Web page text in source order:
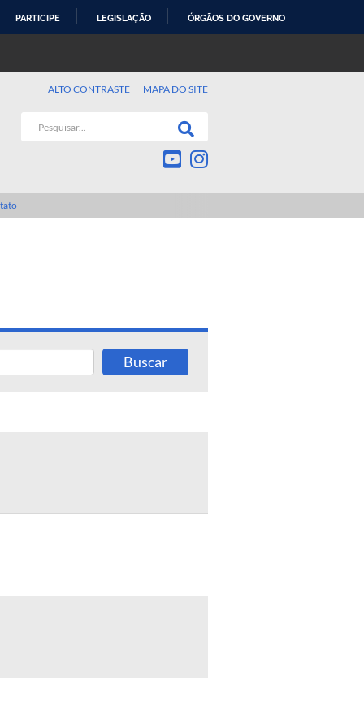
PARTICIPE LEGISLAÇÃO ÓRGÃOS DO GOVERNO
ALTO CONTRASTE MAPA DO SITE
Buscar